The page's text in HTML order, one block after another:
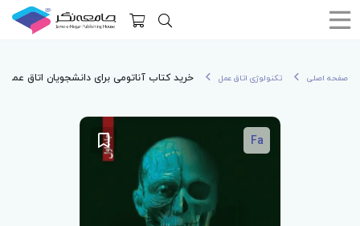
صفحه اصلی تکنولوژی اتاق عمل خرید کتاب آناتومی برای دانشجویان اتاق عمل
Fa